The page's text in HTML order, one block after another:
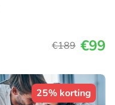
€189 €99
25% korting